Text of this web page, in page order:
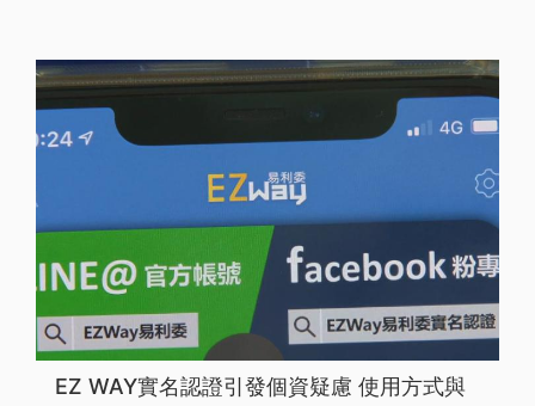
EZ WAY實名認證引發個資疑慮 使用方式與